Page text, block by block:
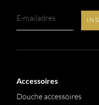
Accessoires
Douche accessoires